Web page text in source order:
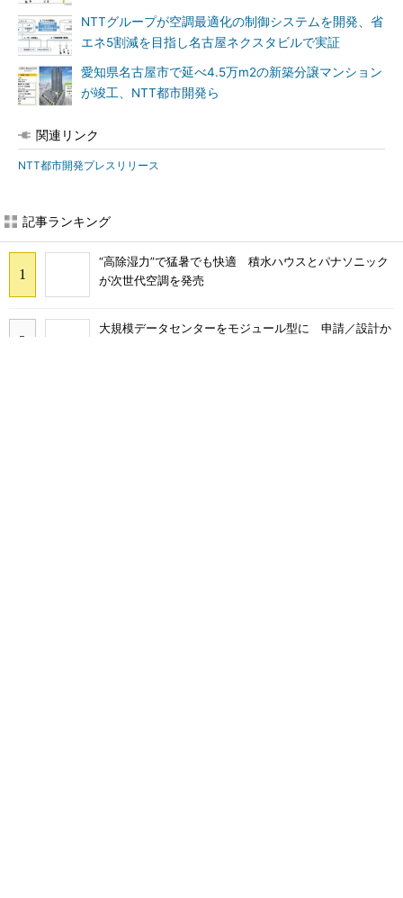
NTTグループが空調最適化の制御システムを開発、省
エネ5割減を目指し名古屋ネクスタビルで実証
愛知県名古屋市で延べ4.5万m2の新築分譲マンション
が竣工、NTT都市開発ら
関連リンク
NTT都市開発プレスリリース
記事ランキング
“高除湿力”で猛暑でも快適 積水ハウスとパナソニック
が次世代空調を発売
大規模データセンターをモジュール型に 申請／設計か